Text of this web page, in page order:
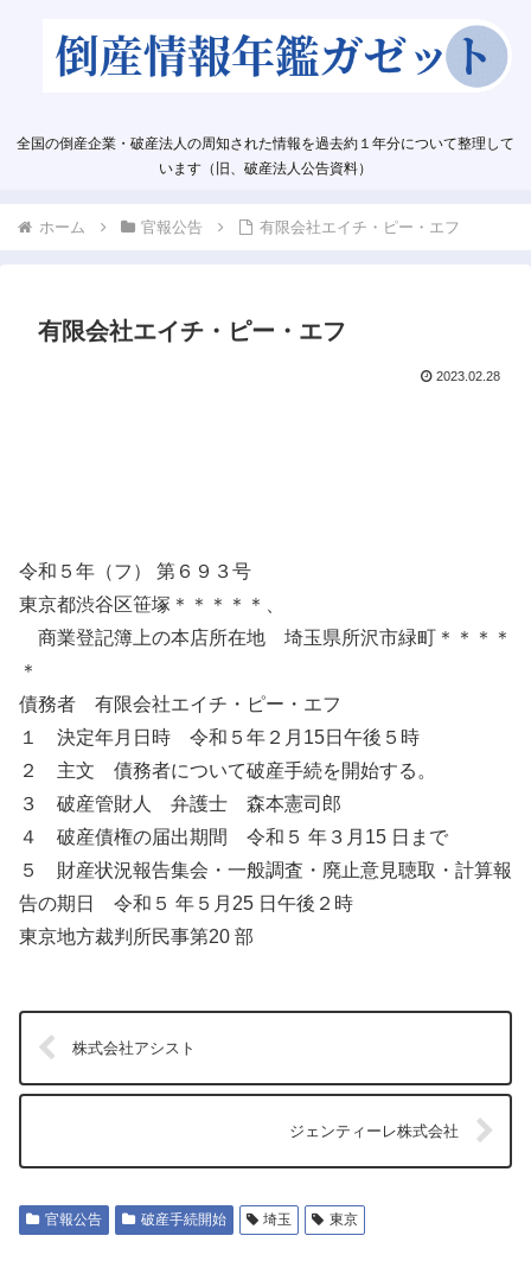
全国の倒産企業・破産法人の周知された情報を過去約１年分について整理して
います（旧、破産法人公告資料）
ホーム 官報公告 有限会社エイチ・ピー・エフ
有限会社エイチ・ピー・エフ
2023.02.28
令和５年（フ） 第６９３号
東京都渋谷区笹塚＊＊＊＊＊、
商業登記簿上の本店所在地 埼玉県所沢市緑町＊＊＊＊
＊
債務者 有限会社エイチ・ピー・エフ
１ 決定年月日時 令和５年２月15日午後５時
２ 主文 債務者について破産手続を開始する。
３ 破産管財人 弁護士 森本憲司郎
４ 破産債権の届出期間 令和５ 年３月15 日まで
５ 財産状況報告集会・一般調査・廃止意見聴取・計算報
告の期日 令和５ 年５月25 日午後２時
東京地方裁判所民事第20 部
株式会社アシスト
ジェンティーレ株式会社
官報公告 破産手続開始 埼玉 東京